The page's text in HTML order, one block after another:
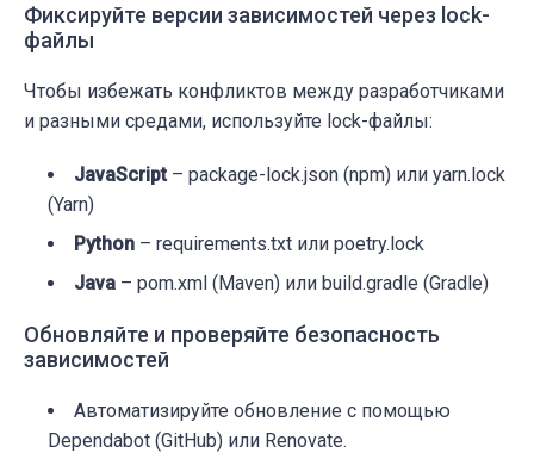
jobs:
commands:
npm
# Install
epilogue:
always:
Фиксируйте версии зависимостей через lock-
файлы
Чтобы избежать конфликтов между разработчиками
и разными средами, используйте lock-файлы:
JavaScript – package-lock.json (npm) или yarn.lock
(Yarn)
Python – requirements.txt или poetry.lock
Java – pom.xml (Maven) или build.gradle (Gradle)
Обновляйте и проверяйте безопасность
зависимостей
Автоматизируйте обновление с помощью
Dependabot (GitHub) или Renovate.